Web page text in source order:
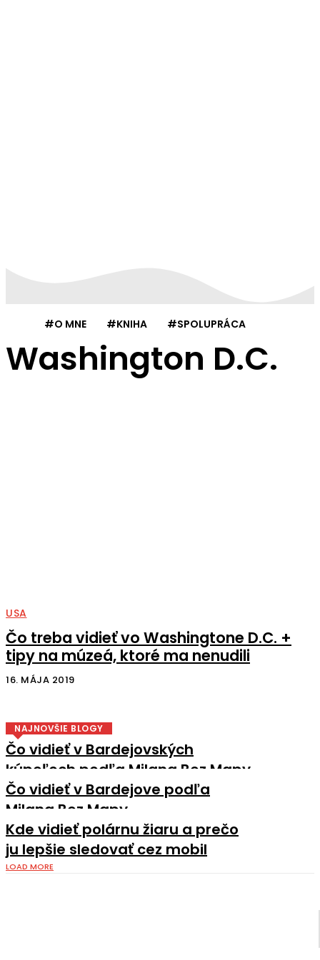
#O MNE #KNIHA #SPOLUPRÁCA
Washington D.C.
USA
Čo treba vidieť vo Washingtone D.C. +
tipy na múzeá, ktoré ma nenudili
16. MÁJA 2019
NAJNOVŠIE BLOGY
Čo vidieť v Bardejovských
kúpeľoch podľa Milana Bez Mapy
Čo vidieť v Bardejove podľa
Milana Bez Mapy
Kde vidieť polárnu žiaru a prečo
ju lepšie sledovať cez mobil
LOAD MORE